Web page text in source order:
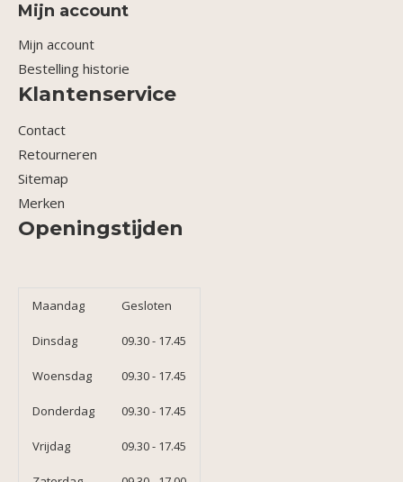
Mijn account
Mijn account
Bestelling historie
Klantenservice
Contact
Retourneren
Sitemap
Merken
Openingstijden
Maandag Gesloten
Dinsdag 09.30 - 17.45
Woensdag 09.30 - 17.45
Donderdag 09.30 - 17.45
Vrijdag 09.30 - 17.45